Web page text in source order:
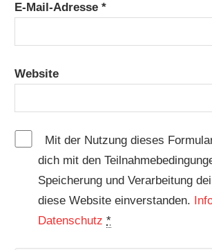
E-Mail-Adresse*
Website
Mit der Nutzung dieses
dich mit den
Speicherung und Verarbeitung
diese Website einverstanden.
Datenschutz *